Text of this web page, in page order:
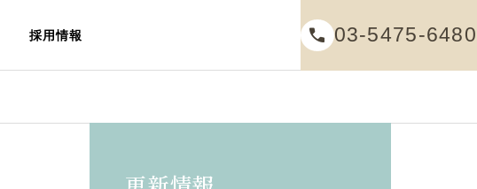
採用情報 03-5475-6480